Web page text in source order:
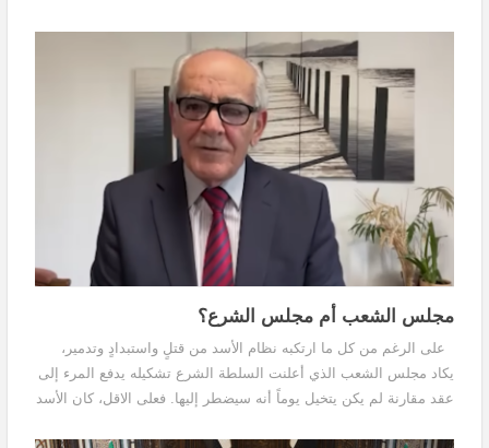
للإجرام والاستبداد، غير واعٍ أن دوره المؤقّت ليس سوى تمهيد لمشاريع
جيوسياسية أعمق تستخدمه ثم تتجاوزه، وتتخلّى عنه عند أول منعطف.
مجلس الشعب أم مجلس الشرع؟
على الرغم من كل ما ارتكبه نظام الأسد من قتلٍ واستبدادٍ وتدمير،
يكاد مجلس الشعب الذي أعلنت السلطة الشرع تشكيله يدفع المرء إلى
عقد مقارنة لم يكن يتخيل يوماً أنه سيضطر إليها. فعلى الاقل، كان الأسد